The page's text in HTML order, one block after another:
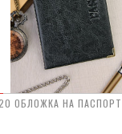
20 ОБЛОЖКА НА